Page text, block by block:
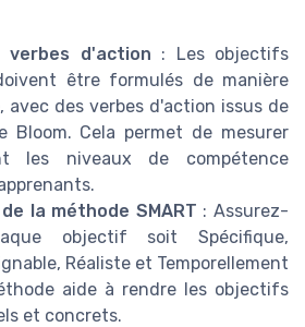
verbes d'action : Les objectifs
être formulés de manière
avec des verbes d'action issus de
Bloom. Cela permet de mesurer
les niveaux de compétence
la méthode SMART : Assurez-
objectif soit Spécifique,
Réaliste et Temporellement
aide à rendre les objectifs
et concrets.